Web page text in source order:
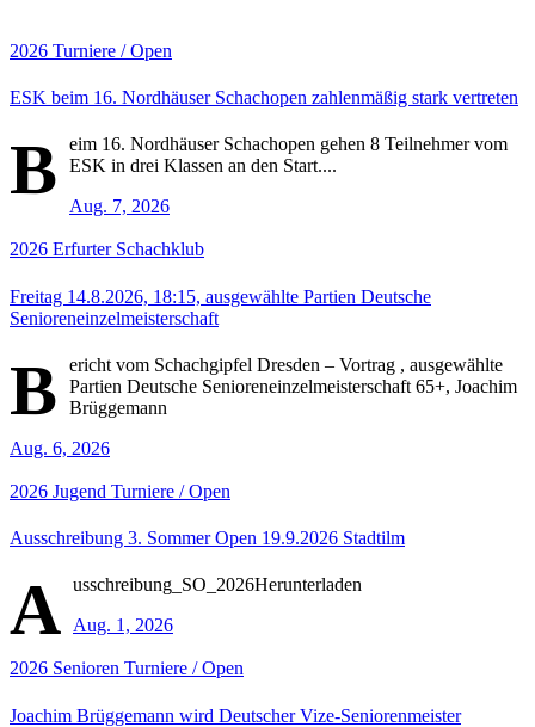
2026 Turniere / Open
ESK beim 16. Nordhäuser Schachopen zahlenmäßig stark vertreten
B
eim 16. Nordhäuser Schachopen gehen 8 Teilnehmer vom
ESK in drei Klassen an den Start....
Aug. 7, 2026
2026 Erfurter Schachklub
Freitag 14.8.2026, 18:15, ausgewählte Partien Deutsche
Senioreneinzelmeisterschaft
B
ericht vom Schachgipfel Dresden – Vortrag , ausgewählte
Partien Deutsche Senioreneinzelmeisterschaft 65+, Joachim
Brüggemann
Aug. 6, 2026
2026 Jugend Turniere / Open
Ausschreibung 3. Sommer Open 19.9.2026 Stadtilm
A usschreibung_SO_2026Herunterladen
Aug. 1, 2026
2026 Senioren Turniere / Open
Joachim Brüggemann wird Deutscher Vize-Seniorenmeister